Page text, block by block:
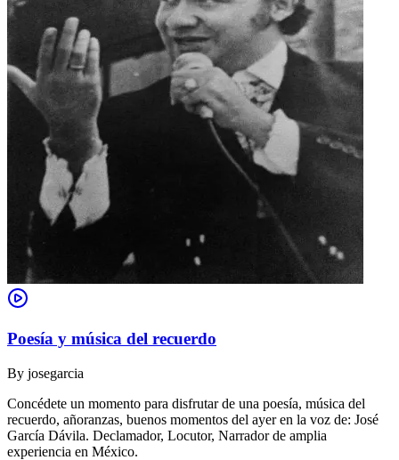
Poesía y música del recuerdo
By josegarcia
Concédete un momento para disfrutar de una poesía, música del
recuerdo, añoranzas, buenos momentos del ayer en la voz de: José
García Dávila. Declamador, Locutor, Narrador de amplia
experiencia en México.